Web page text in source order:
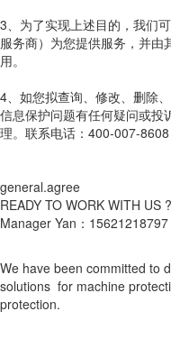
3、为了实现上述目的，我们
服务商）为您提供服务，并由
用。
4、如您拟查询、修改、删除
信息保护问题有任何疑问或投
理。联系电话：400-007-
general.agree
READY TO WORK WITH US ?
Manager Yan：15621218797
We have been committed to
solutions for machine
protection.